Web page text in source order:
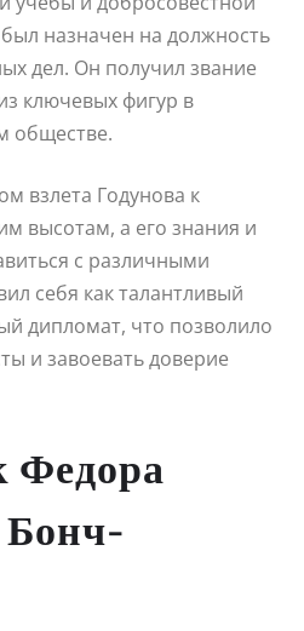
назначен на должность
дел. Он получил звание
ключевых фигур в
обществе.
взлета Годунова к
высотам, а его знания и
с различными
себя как талантливый
дипломат, что позволило
и завоевать доверие